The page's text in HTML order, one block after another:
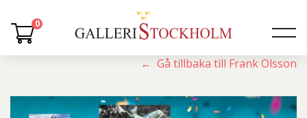
0
← Gå tillbaka till Frank Olsson